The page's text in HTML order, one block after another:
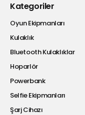
Kategoriler
Oyun Ekipmanları
Kulaklık
Bluetooth Kulaklıklar
Hoparlör
Powerbank
Selfie Ekipmanları
Şarj Cihazı